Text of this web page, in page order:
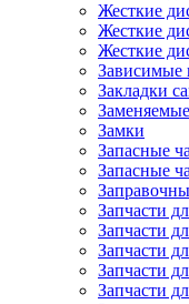
Жесткие
Жесткие
Жесткие
Зависимые
Закладки
Замки
Запасные
Запасные
Запчасти
Запчасти
Запчасти
Запчасти
Запчасти